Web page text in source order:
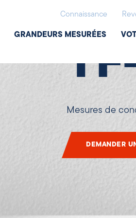
Connaissance
GRANDEURS MESURÉES
Mesures de
DEMANDER